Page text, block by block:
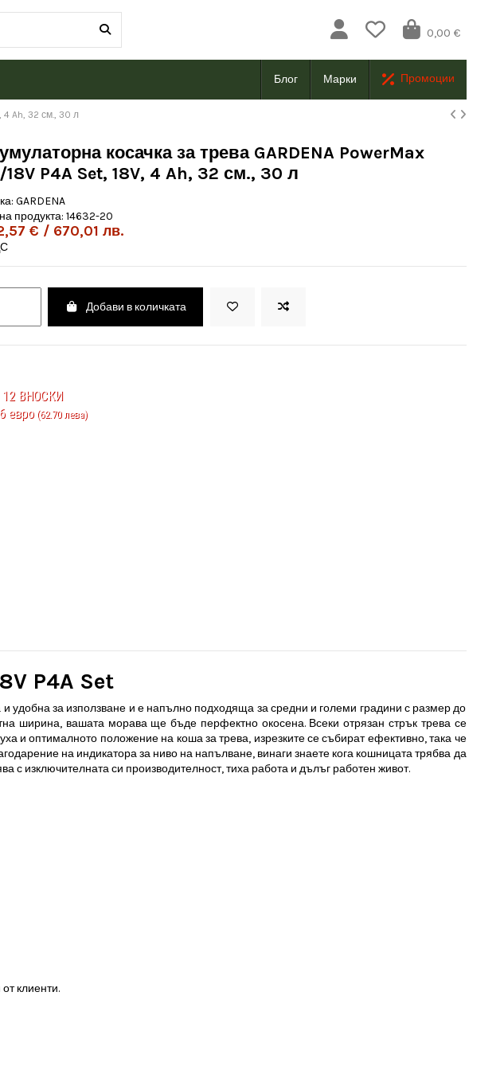
0,00 €
Промоции
Марки
Блог
4 Ah, 32 см., 30 л
косачка за трева GARDENA PowerMax
P4A Set, 18V, 4 Ah, 32 см., 30 л
GARDENA
продукта: 14632-20
€ / 670,01 лв.
Добави в количката
12ВНОСКИ
евро(62.70 лева)
P4A Set
удобна за използване и е напълно подходяща за средни и големи градини с размер до
ширина, вашата морава ще бъде перфектно окосена. Всеки отрязан стрък трева се
и оптималното положение на коша за трева, изрезките се събират ефективно, така че
на индикатора за ниво на напълване, винаги знаете кога кошницата трябва да
с изключителната си производителност, тиха работа и дълъг работен живот.
клиенти.